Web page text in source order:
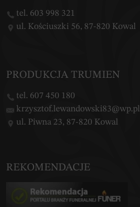
tel. 603 998 321
ul. Kościuszki 56, 87-820 Kowal
PRODUKCJA TRUMIEN
tel. 607 450 180
krzysztof.lewandowski83@wp.pl
ul. Piwna 23, 87-820 Kowal
REKOMENDACJE